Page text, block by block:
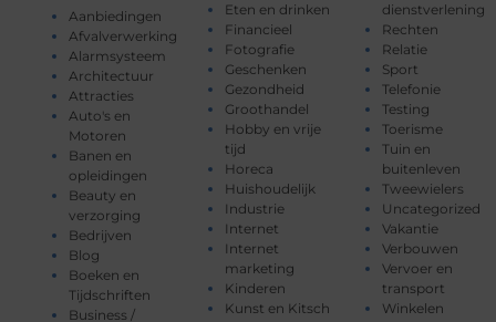
Aanbiedingen
Afvalverwerking
Alarmsysteem
Architectuur
Attracties
Auto's en
Motoren
Banen en
opleidingen
Beauty en
verzorging
Bedrijven
Blog
Boeken en
Tijdschriften
Business /
Eten en drinken
Financieel
Fotografie
Geschenken
Gezondheid
Groothandel
Hobby en vrije
tijd
Horeca
Huishoudelijk
Industrie
Internet
Internet
marketing
Kinderen
Kunst en Kitsch
dienstverlening
Rechten
Relatie
Sport
Telefonie
Testing
Toerisme
Tuin en
buitenleven
Tweewielers
Uncategorized
Vakantie
Verbouwen
Vervoer en
transport
Winkelen